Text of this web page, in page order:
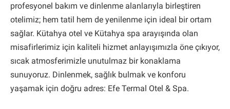
profesyonel bakım ve dinlenme alanlarıyla birleştiren
otelimiz; hem tatil hem de yenilenme için ideal bir ortam
sağlar. Kütahya otel ve Kütahya spa arayışında olan
misafirlerimiz için kaliteli hizmet anlayışımızla öne çıkıyor,
sıcak atmosferimizle unutulmaz bir konaklama
sunuyoruz. Dinlenmek, sağlık bulmak ve konforu
yaşamak için doğru adres: Efe Termal Otel & Spa.